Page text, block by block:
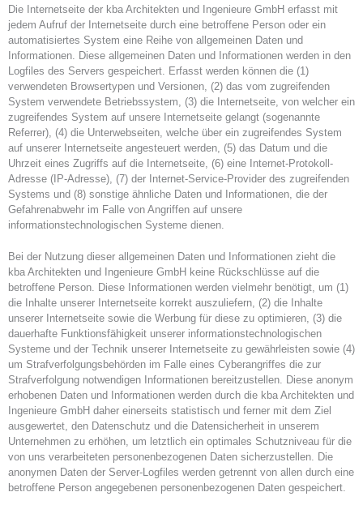
Die Internetseite der kba Architekten und Ingenieure GmbH erfasst mit
jedem Aufruf der Internetseite durch eine betroffene Person oder ein
automatisiertes System eine Reihe von allgemeinen Daten und
Informationen. Diese allgemeinen Daten und Informationen werden in den
Logfiles des Servers gespeichert. Erfasst werden können die (1)
verwendeten Browsertypen und Versionen, (2) das vom zugreifenden
System verwendete Betriebssystem, (3) die Internetseite, von welcher ein
zugreifendes System auf unsere Internetseite gelangt (sogenannte
Referrer), (4) die Unterwebseiten, welche über ein zugreifendes System
auf unserer Internetseite angesteuert werden, (5) das Datum und die
Uhrzeit eines Zugriffs auf die Internetseite, (6) eine Internet-Protokoll-
Adresse (IP-Adresse), (7) der Internet-Service-Provider des zugreifenden
Systems und (8) sonstige ähnliche Daten und Informationen, die der
Gefahrenabwehr im Falle von Angriffen auf unsere
informationstechnologischen Systeme dienen.
Bei der Nutzung dieser allgemeinen Daten und Informationen zieht die
kba Architekten und Ingenieure GmbH keine Rückschlüsse auf die
betroffene Person. Diese Informationen werden vielmehr benötigt, um (1)
die Inhalte unserer Internetseite korrekt auszuliefern, (2) die Inhalte
unserer Internetseite sowie die Werbung für diese zu optimieren, (3) die
dauerhafte Funktionsfähigkeit unserer informationstechnologischen
Systeme und der Technik unserer Internetseite zu gewährleisten sowie (4)
um Strafverfolgungsbehörden im Falle eines Cyberangriffes die zur
Strafverfolgung notwendigen Informationen bereitzustellen. Diese anonym
erhobenen Daten und Informationen werden durch die kba Architekten und
Ingenieure GmbH daher einerseits statistisch und ferner mit dem Ziel
ausgewertet, den Datenschutz und die Datensicherheit in unserem
Unternehmen zu erhöhen, um letztlich ein optimales Schutzniveau für die
von uns verarbeiteten personenbezogenen Daten sicherzustellen. Die
anonymen Daten der Server-Logfiles werden getrennt von allen durch eine
betroffene Person angegebenen personenbezogenen Daten gespeichert.